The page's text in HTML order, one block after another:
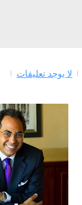
لا يوجد تعليقات